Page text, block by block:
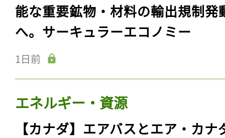
能な重要鉱物・材料の輸出規制発
へ。サーキュラーエコノミー
1日前
エネルギー・資源
【カナダ】エアバスとエア・カナ